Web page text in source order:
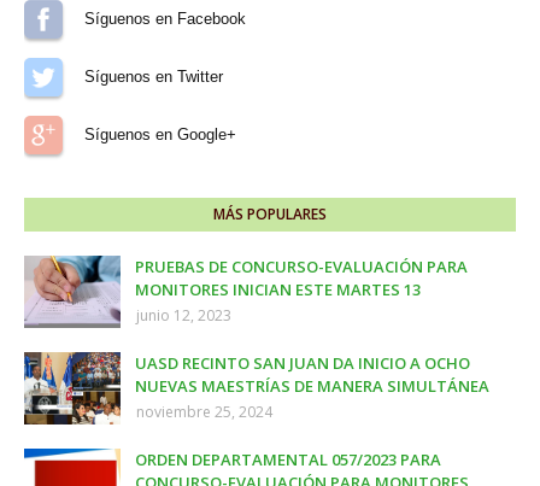
Síguenos en Facebook
Síguenos en Twitter
Síguenos en Google+
MÁS POPULARES
PRUEBAS DE CONCURSO-EVALUACIÓN PARA
MONITORES INICIAN ESTE MARTES 13
junio 12, 2023
UASD RECINTO SAN JUAN DA INICIO A OCHO
NUEVAS MAESTRÍAS DE MANERA SIMULTÁNEA
noviembre 25, 2024
ORDEN DEPARTAMENTAL 057/2023 PARA